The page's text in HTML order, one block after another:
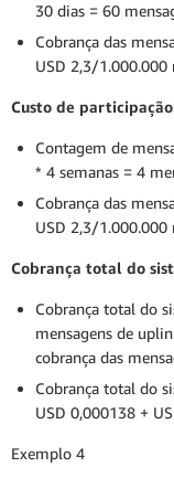
30 dias = 60
Cobrança das
USD 2,3/1.000.000
Custo de
Contagem de
* 4 semanas = 4
Cobrança das
USD 2,3/1.000.000
Cobrança total do
Cobrança total do
mensagens de
cobrança das
Cobrança total do
USD 0,000138 +
Exemplo 4